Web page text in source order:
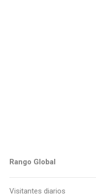
Rango Global
Visitantes diarios